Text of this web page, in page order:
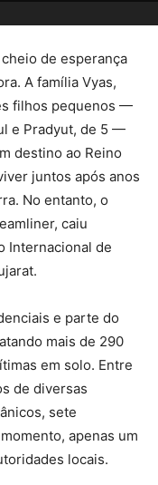
de esperança
A família Vyas,
filhos pequenos —
e Pradyut, de 5 —
destino ao Reino
juntos após anos
No entanto, o
caiu
Internacional de
e parte do
mais de 290
em solo. Entre
de diversas
sete
apenas um
locais.